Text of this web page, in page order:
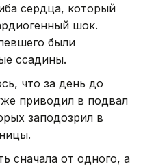
сердца, который
шок.
были
ссадины.
что за день до
приводил в подвал
заподозрил в
сначала от одного, а